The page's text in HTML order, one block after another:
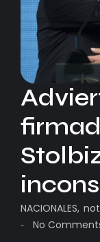
NACIONALES,
- No